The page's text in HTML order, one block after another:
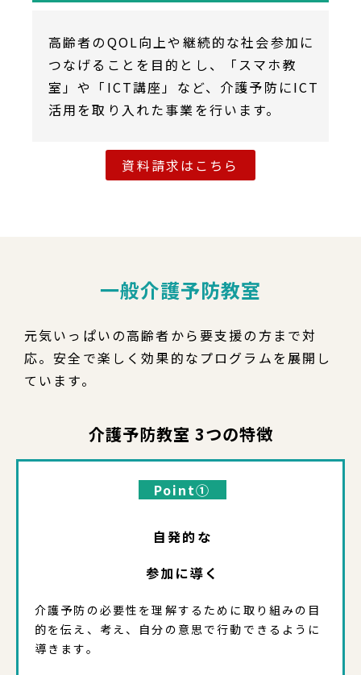
高齢者のQOL向上や継続的な社会参加に
つなげることを目的とし、「スマホ教
室」や「ICT講座」など、介護予防にICT
活用を取り入れた事業を行います。
資料請求はこちら
一般介護予防教室
元気いっぱいの高齢者から要支援の方まで対
応。安全で楽しく効果的なプログラムを展開し
ています。
介護予防教室 3つの特徴
Point①
自発的な
参加に導く
介護予防の必要性を理解するために取り組みの目
的を伝え、考え、自分の意思で行動できるように
導きます。